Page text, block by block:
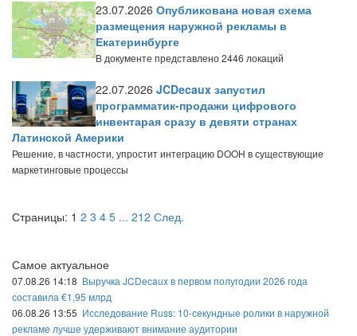
23.07.2026 Опубликована новая схема
размещения наружной рекламы в
Екатеринбурге
В документе представлено 2446 локаций
22.07.2026 JCDecaux запустил
программатик-продажи цифрового
инвентарая сразу в девяти странах
Латинской Америки
Решение, в частности, упростит интеграцию DOOH в существующие
маркетинговые процессы
Страницы: 1 2 3 4 5 ... 212 След.
Самое актуальное
07.08.26 14:18 Выручка JCDecaux в первом полугодии 2026 года
составила €1,95 млрд
06.08.26 13:55 Исследование Russ: 10-секундные ролики в наружной
рекламе лучше удерживают внимание аудитории